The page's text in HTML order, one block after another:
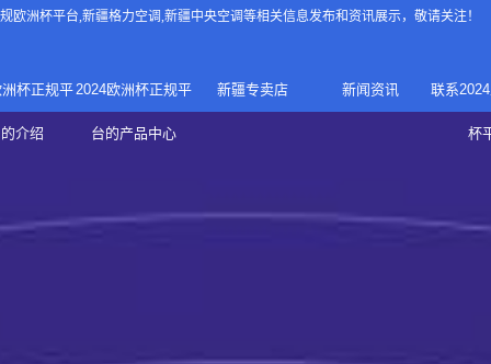
欧洲杯平台,新疆格力空调,新疆中央空调等相关信息发布和资讯展示，敬请关注！
杯正规平
介绍
正规欧洲
2024欧洲杯正规平
台的产品中心
家庭中央空调
家用空调
新疆专卖店 新闻资讯 联系
杯